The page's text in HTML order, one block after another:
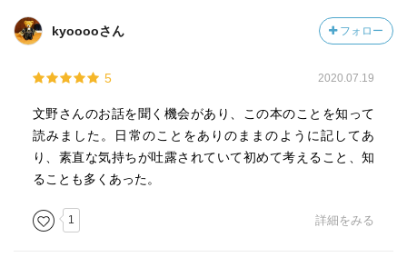
kyooooさん フォロー
5 2020.07.19
文野さんのお話を聞く機会があり、この本のことを知って
読みました。日常のことをありのままのように記してあ
り、素直な気持ちが吐露されていて初めて考えること、知
ることも多くあった。
1 詳細をみる